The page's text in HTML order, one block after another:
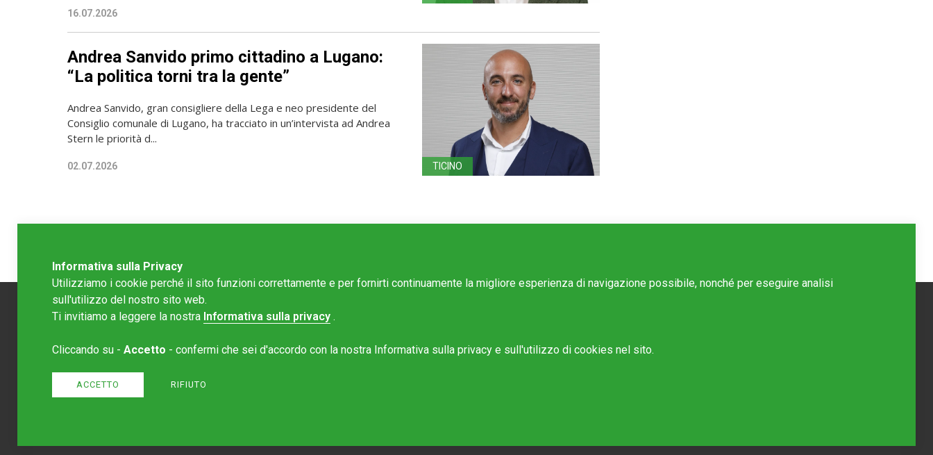
16.07.2026
Andrea Sanvido primo cittadino a Lugano:
“La politica torni tra la gente”
Andrea Sanvido, gran consigliere della Lega e neo presidente del
Consiglio comunale di Lugano, ha tracciato in un’intervista ad Andrea
Stern le priorità d...
02.07.2026 TICINO
Redazione Mattinonline
Informativa sulla Privacy
Utilizziamo i cookie perché il sito funzioni correttamente e per fornirti continuamente la migliore esperienza di navigazione possibile, nonché per eseguire analisi
sull'utilizzo del nostro sito web.
Ti invitiamo a leggere la nostra Informativa sulla privacy .
Cliccando su - Accetto - confermi che sei d'accordo con la nostra Informativa sulla privacy e sull'utilizzo di cookies nel sito.
ACCETTO RIFIUTO